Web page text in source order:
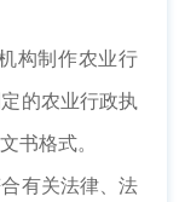
构制作农业行
的农业行政执
书格式。
有关法律、法